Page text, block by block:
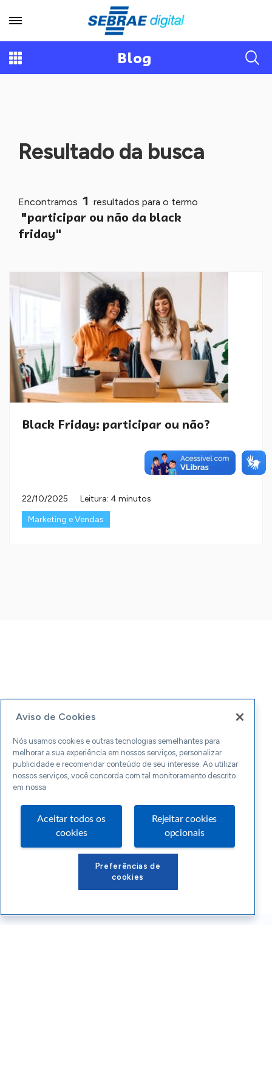
Blog
Resultado da busca
Encontramos 1 resultados para o termo
"participar ou não da black
friday"
Black Friday: participar ou não?
22/10/2025
Leitura: 4 minutos
Marketing e Vendas
Aviso de Cookies
Nós usamos cookies e outras tecnologias semelhantes para
melhorar a sua experiência em nossos serviços, personalizar
publicidade e recomendar conteúdo de seu interesse. Ao utilizar
nossos serviços, você concorda com tal monitoramento descrito
em nossa
Aceitar todos os
cookies
Rejeitar cookies
opcionais
Preferências de
cookies